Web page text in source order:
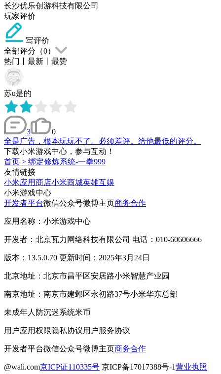
长沙优乐创游科技有限公司
玩家评价
写评价
全部评分（0）
热门
最新 最赞
苏u是的
3
0
全是广告，根本玩玩不了。必须差评。给他最低的评分。
下载小米游戏中心，参与互动！
首页 > 绑定修炼系统-一拳999
友情链接
小米应用商店小米商城英雄互娱
小米游戏中心
开发者平台微信公众号微博主页商务合作
应用名称：小米游戏中心
开发者：北京瓦力网络科技有限公司 电话：010-60606666
版本：13.5.0.70 更新时间：2025年3月24日
北京地址：北京市昌平区安居路小米智慧产业园
南京地址：南京市建邺区永初路37号小米华东总部
未成年人防沉迷系统米币
用户应用权限隐私协议用户服务协议
开发者平台微信公众号微博主页商务合作
@wali.com京ICP证110335号 京ICP备17017388号-1营业执照